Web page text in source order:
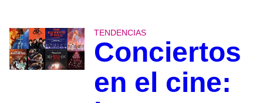
TENDENCIAS
Conciertos
en el cine: